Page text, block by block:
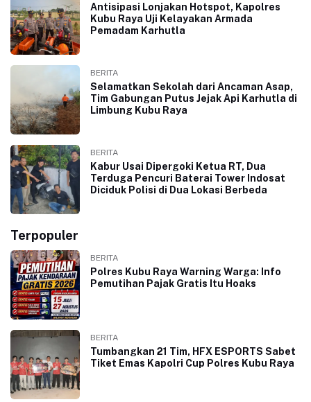
Antisipasi Lonjakan Hotspot, Kapolres
Kubu Raya Uji Kelayakan Armada
Pemadam Karhutla
BERITA
Selamatkan Sekolah dari Ancaman Asap,
Tim Gabungan Putus Jejak Api Karhutla di
Limbung Kubu Raya
BERITA
Kabur Usai Dipergoki Ketua RT, Dua
Terduga Pencuri Baterai Tower Indosat
Diciduk Polisi di Dua Lokasi Berbeda
Terpopuler
BERITA
Polres Kubu Raya Warning Warga: Info
Pemutihan Pajak Gratis Itu Hoaks
BERITA
Tumbangkan 21 Tim, HFX ESPORTS Sabet
Tiket Emas Kapolri Cup Polres Kubu Raya